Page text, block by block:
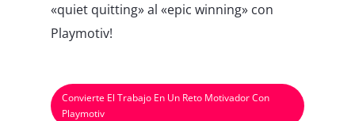
«quiet quitting» al «epic winning» con
Playmotiv!
Convierte El Trabajo En Un Reto Motivador Con
Playmotiv